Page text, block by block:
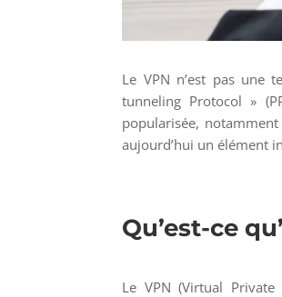
Le VPN n’est pas une
tunneling Protocol »
popularisée,
aujourd’hui un élément
Qu’est-ce
Le VPN (Virtual